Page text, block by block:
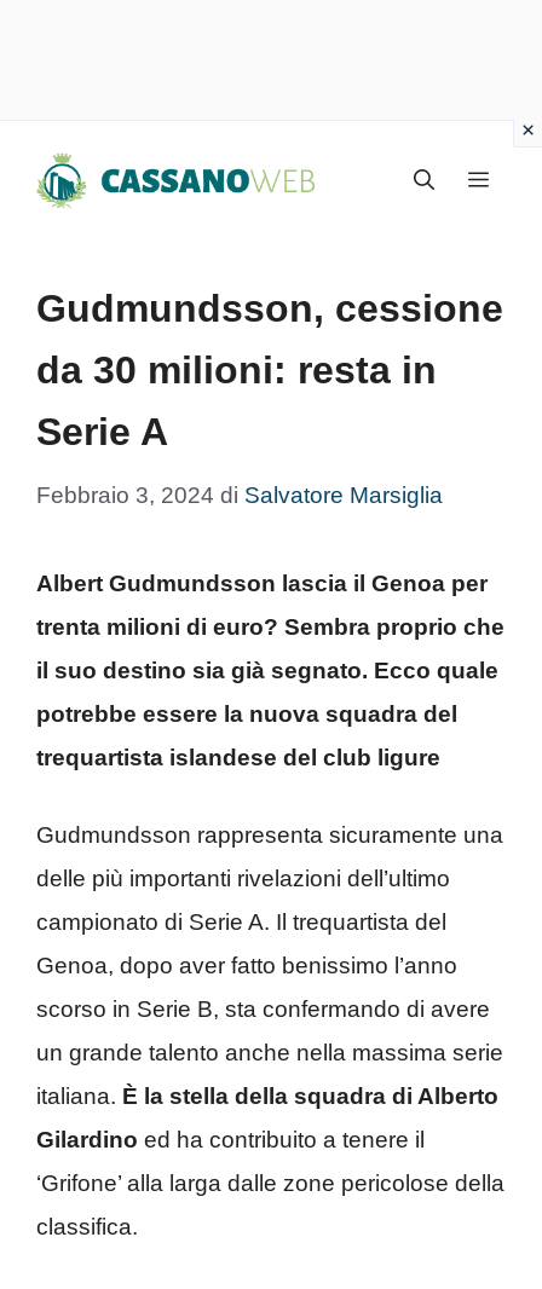
Menu
Gudmundsson, cessione
da 30 milioni: resta in
Serie A
Febbraio 3, 2024 di Salvatore Marsiglia
Albert Gudmundsson lascia il Genoa per
trenta milioni di euro? Sembra proprio che
il suo destino sia già segnato. Ecco quale
potrebbe essere la nuova squadra del
trequartista islandese del club ligure
Gudmundsson rappresenta sicuramente una
delle più importanti rivelazioni dell’ultimo
campionato di Serie A. Il trequartista del
Genoa, dopo aver fatto benissimo l’anno
scorso in Serie B, sta confermando di avere
un grande talento anche nella massima serie
italiana. È la stella della squadra di Alberto
Gilardino ed ha contribuito a tenere il
‘Grifone’ alla larga dalle zone pericolose della
classifica.